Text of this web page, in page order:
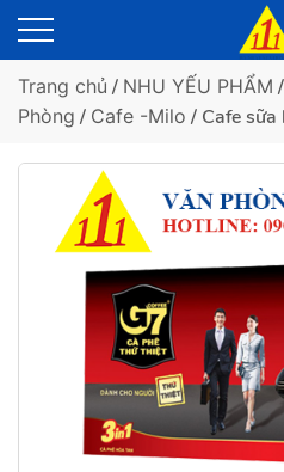
Trang chủ / NHU YẾU PHẨM /
Phòng / Cafe -Milo / Cafe